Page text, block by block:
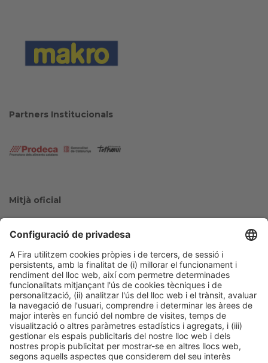
Partners Institucionals
Mitjà oficial
Col·laboradors